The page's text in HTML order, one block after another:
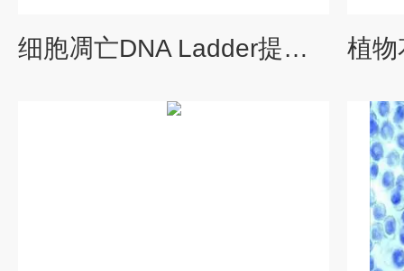
细胞凋亡DNA Ladder提取试剂盒(柱式吸附)